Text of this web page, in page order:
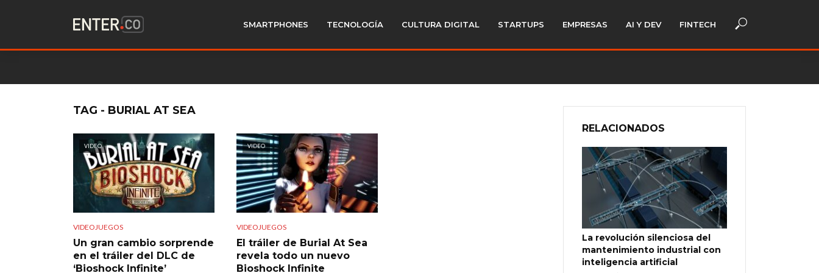
SMARTPHONES TECNOLOGÍA CULTURA DIGITAL STARTUPS EMPRESAS AI Y DEV FINTECH
TAG - BURIAL AT SEA
VIDEO
VIDEOJUEGOS
Un gran cambio sorprende
en el tráiler del DLC de
‘Bioshock Infinite’
VIDEO
VIDEOJUEGOS
El tráiler de Burial At Sea
revela todo un nuevo
Bioshock Infinite
RELACIONADOS
La revolución silenciosa del
mantenimiento industrial con
inteligencia artificial